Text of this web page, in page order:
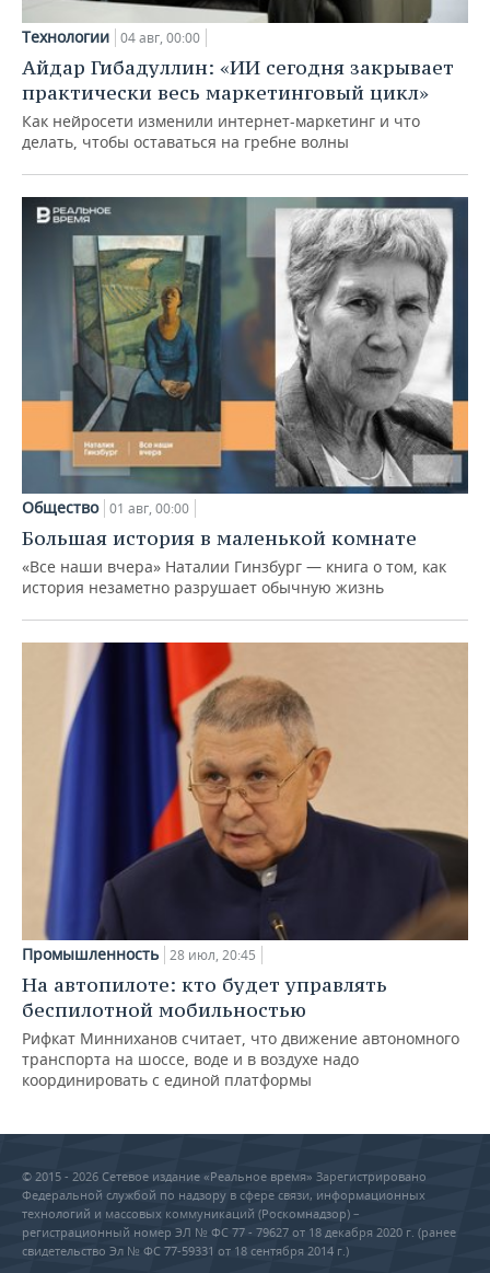
Технологии 04 авг, 00:00
Айдар Гибадуллин: «ИИ сегодня закрывает
практически весь маркетинговый цикл»
Как нейросети изменили интернет-маркетинг и что
делать, чтобы оставаться на гребне волны
Общество 01 авг, 00:00
Большая история в маленькой комнате
«Все наши вчера» Наталии Гинзбург — книга о том, как
история незаметно разрушает обычную жизнь
Промышленность 28 июл, 20:45
На автопилоте: кто будет управлять
беспилотной мобильностью
Рифкат Минниханов считает, что движение автономного
транспорта на шоссе, воде и в воздухе надо
координировать с единой платформы
© 2015 - 2026 Сетевое издание «Реальное время» Зарегистрировано
Федеральной службой по надзору в сфере связи, информационных
технологий и массовых коммуникаций (Роскомнадзор) –
регистрационный номер ЭЛ № ФС 77 - 79627 от 18 декабря 2020 г. (ранее
свидетельство Эл № ФС 77-59331 от 18 сентября 2014 г.)